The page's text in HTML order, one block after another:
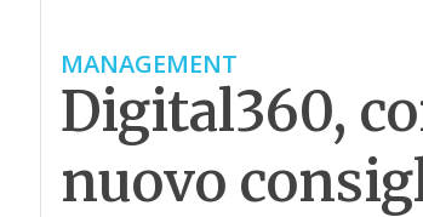
MANAGEMENT
Digital360,
nuovo